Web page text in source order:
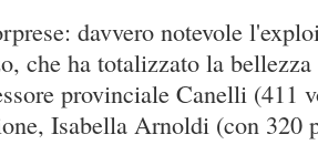
davvero notevole
che ha totalizzato la
provinciale Canelli (411
Isabella Arnoldi (con 320